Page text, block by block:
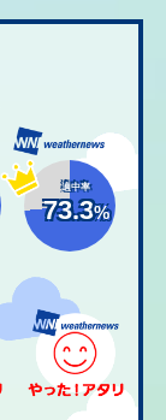
適中率
73.3%